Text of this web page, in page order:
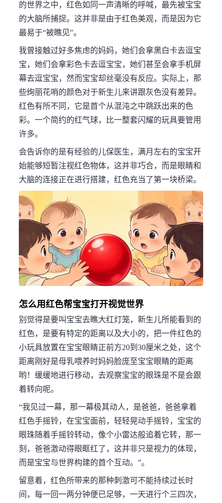
的世界之中，红色如同一声清晰的呼喊，最先被宝宝
的大脑所捕捉。这并非是由于红色美观，而是因为它
最易于“被瞧见”。
我曾接触过好多焦虑的妈妈，她们会拿黑白卡去逗宝
宝，她们会拿彩色卡去逗宝宝，她们甚至会拿手机屏
幕去逗宝宝，然而宝宝却丝毫没有反应。实际上，那
些绚丽花哨的颜色对于新生儿来讲跟灰色没有差异。
红色有所不同，它是首个从混沌之中跳跃出来的色
彩。一个简约的红气球，比一整套闪耀的玩具要管用
许多。
会告诉你的是有经验的儿保医生，满月左右的宝宝开
始能够短暂注视红色物体，这并非巧合，而是眼睛和
大脑的连接正在进行搭建，红色充当了第一块桥梁。
怎么用红色帮宝宝打开视觉世界
别觉得是要叫宝宝去瞧大红灯笼，新生儿所能看到的
红色，是要有特定的距离以及大小的，把一件红色的
小玩具放置在宝宝眼睛正前方20到30厘米之处，这个
距离刚好是母乳喂养时妈妈脸庞至宝宝眼睛的距离
哟！缓缓地进行移动，去观察宝宝的眼珠是不是会跟
着转向呢。
“我见过一幕，那一幕极其动人，是爸爸，爸爸拿着
红色手摇铃，在宝宝面前，轻轻晃动手摇铃，宝宝的
眼珠随着手摇铃转动，像个小雷达般追着它转，那一
刻，爸爸激动得眼眶红了，这并非只是视力的体现，
而是宝宝与世界构建的首个互动。”。
留意着，红色所带来的那种刺激可不能持续过长时
间，每一回一两分钟便已足够，一天进行个三四次，